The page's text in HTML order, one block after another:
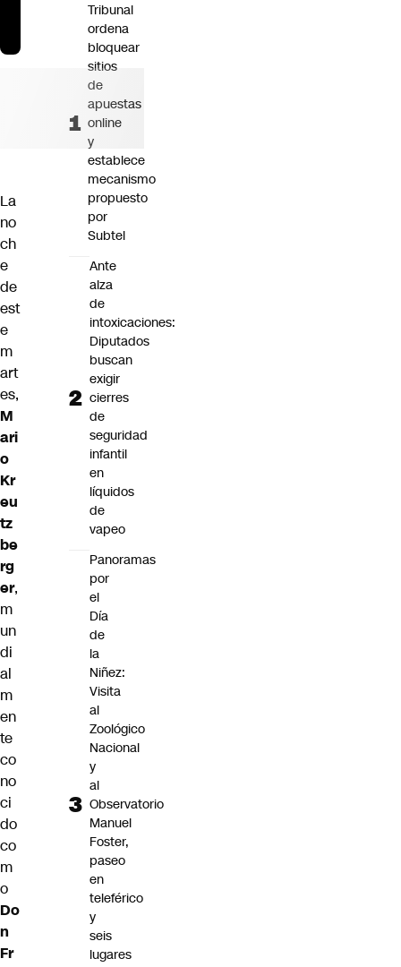
La
no
ch
e
de
est
e
m
art
es,
M
ari
o
Kr
eu
tz
be
rg
er,
m
un
di
al
m
en
te
co
no
ci
do
co
m
o
Do
n
Fr
Tribunal
ordena
bloquear
sitios
de
apuestas
online
y
establece
mecanismo
propuesto
por
Subtel
Ante
alza
de
intoxicaciones:
Diputados
buscan
exigir
cierres
de
seguridad
infantil
en
líquidos
de
vapeo
Panoramas
por
el
Día
de
la
Niñez:
Visita
al
Zoológico
Nacional
y
al
Observatorio
Manuel
Foster,
paseo
en
teleférico
y
seis
lugares